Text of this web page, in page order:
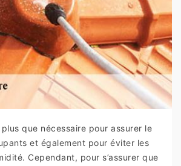
que nécessaire pour assurer le
et également pour éviter les
Cependant, pour s’assurer que